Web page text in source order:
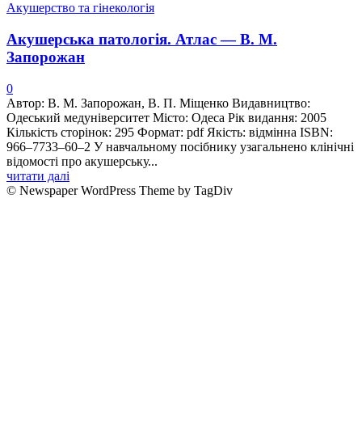
Акушерство та гінекологія
Акушерська патологія. Атлас — В. М.
Запорожан
0
Автор: В. М. Запорожан, В. П. Міщенко Видавництво:
Одеський медуніверситет Місто: Одеса Рік видання: 2005
Кількість сторінок: 295 Формат: pdf Якість: відмінна ISBN:
966–7733–60–2 У навчальному посiбнику узагальнено клiнiчнi
вiдомостi про акушерську...
читати далі
© Newspaper WordPress Theme by TagDiv